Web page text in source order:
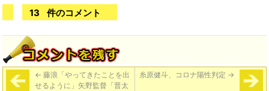
13 件のコメント
← 藤浪「やってきたことを出
せるように」矢野監督「晋太
糸原健斗、コロナ陽性判定 →